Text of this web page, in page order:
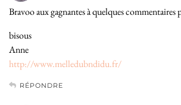
Bravoo aux gagnantes à quelques commentaires
bisous
Anne
http://www.melledubndidu.fr/
RÉPONDRE